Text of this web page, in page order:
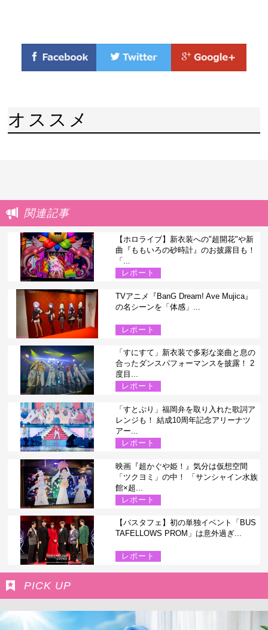
オススメ
関連記事
【ホロライブ】新衣装への"超開花"や新
曲『ももいろの砂時計』のお披露目も！
「...
レポート
TVアニメ『BanG Dream! Ave Mujica』
の名シーンを「体感」...
レポート
「すにすて」新衣装で多彩な楽曲と息の
合ったダンスパフォーマンスを披露！ 2
度目...
レポート
「すとぷり」福岡弁を取り入れた歌詞ア
レンジも！ 結成10周年記念アリーナツ
アー...
レポート
映画『超かぐや姫！』気分は仮想空間
「ツクヨミ」の中！ 「サンシャイン水族
館×超...
レポート
【バスタフェ】初の単独イベント「BUS
TAFELLOWS PROM」は意外過ぎ...
レポート
PICK UP